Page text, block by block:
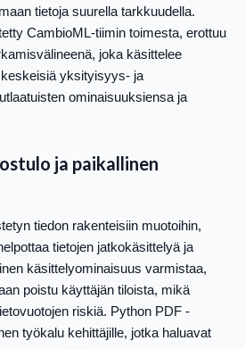
tietoja suurella tarkkuudella.
CambioML-tiimin toimesta, erottuu
joka käsittelee
yksityisyys- ja
ominaisuuksiensa ja
ja paikallinen
tiedon rakenteisiin muotoihin,
tietojen jatkokäsittelyä ja
käsittelyominaisuus varmistaa,
poistu käyttäjän tiloista, mikä
riskiä. Python PDF -
työkalu kehittäjille, jotka haluavat